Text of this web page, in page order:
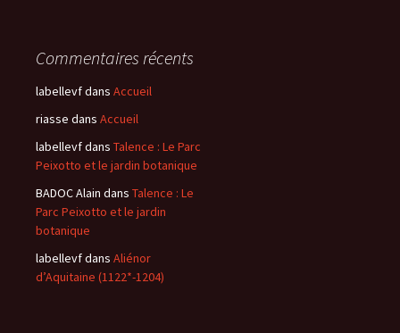
Commentaires récents
labellevfdans Accueil
riasse dans Accueil
labellevfdans Talence : Le Parc
Peixotto et le jardin botanique
BADOC Alain dans Talence : Le
Parc Peixotto et le jardin
botanique
labellevfdans Aliénor
d’Aquitaine (1122*-1204)